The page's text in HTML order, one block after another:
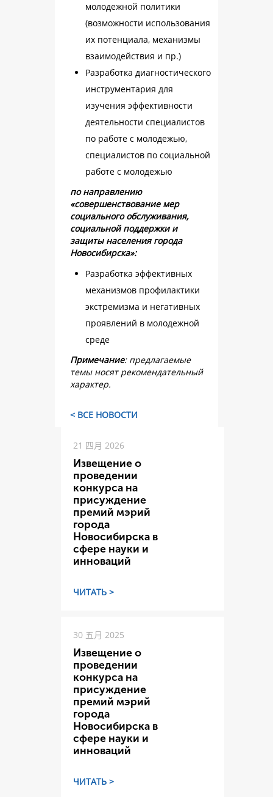
молодежной политики
(возможности использования
их потенциала, механизмы
взаимодействия и пр.)
Разработка диагностического
инструментария для
изучения эффективности
деятельности специалистов
по работе с молодежью,
специалистов по социальной
работе с молодежью
по направлению
«совершенствование мер
социального обслуживания,
социальной поддержки и
защиты населения города
Новосибирска»:
Разработка эффективных
механизмов профилактики
экстремизма и негативных
проявлений в молодежной
среде
Примечание: предлагаемые
темы носят рекомендательный
характер.
< ВСЕ НОВОСТИ
21 四月 2026
Извещение о
проведении
конкурса на
присуждение
премий мэрий
города
Новосибирска в
сфере науки и
инноваций
ЧИТАТЬ >
30 五月 2025
Извещение о
проведении
конкурса на
присуждение
премий мэрий
города
Новосибирска в
сфере науки и
инноваций
ЧИТАТЬ >